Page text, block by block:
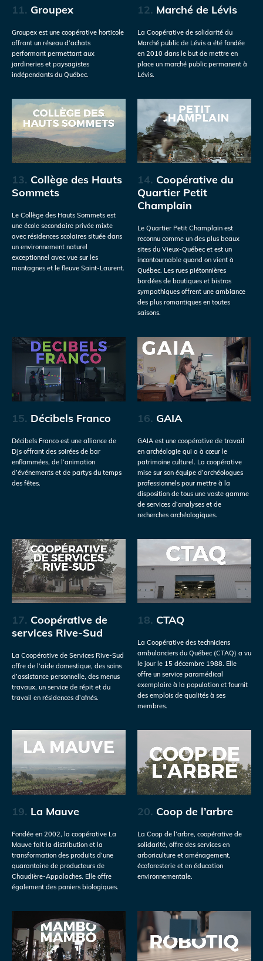
11. Groupex
Groupex est une coopérative horticole
offrant un réseau d’achats
performant permettant aux
jardineries et paysagistes
indépendants du Québec.
12. Marché de Lévis
La Coopérative de solidarité du
Marché public de Lévis a été fondée
en 2010 dans le but de mettre en
place un marché public permanent à
Lévis.
13. Collège des Hauts
Sommets
Le Collège des Hauts Sommets est
une école secondaire privée mixte
avec résidences scolaires située dans
un environnement naturel
exceptionnel avec vue sur les
montagnes et le fleuve Saint-Laurent.
14. Coopérative du
Quartier Petit
Champlain
Le Quartier Petit Champlain est
reconnu comme un des plus beaux
sites du Vieux-Québec et est un
incontournable quand on vient à
Québec. Les rues piétonnières
bordées de boutiques et bistros
sympathiques offrent une ambiance
des plus romantiques en toutes
saisons.
15. Décibels Franco
Décibels Franco est une alliance de
DJs offrant des soirées de bar
enflammées, de l’animation
d’événements et de partys du temps
des fêtes.
16. GAIA
GAIA est une coopérative de travail
en archéologie qui a à cœur le
patrimoine culturel. La coopérative
mise sur son équipe d’archéologues
professionnels pour mettre à la
disposition de tous une vaste gamme
de services d’analyses et de
recherches archéologiques.
17. Coopérative de
services Rive-Sud
La Coopérative de Services Rive-Sud
offre de l’aide domestique, des soins
d’assistance personnelle, des menus
travaux, un service de répit et du
travail en résidences d’aînés.
18. CTAQ
La Coopérative des techniciens
ambulanciers du Québec (CTAQ) a vu
le jour le 15 décembre 1988. Elle
offre un service paramédical
exemplaire à la population et fournit
des emplois de qualités à ses
membres.
19. La Mauve
Fondée en 2002, la coopérative La
Mauve fait la distribution et la
transformation des produits d’une
quarantaine de producteurs de
Chaudière-Appalaches. Elle offre
également des paniers biologiques.
20. Coop de l’arbre
La Coop de l’arbre, coopérative de
solidarité, offre des services en
arboriculture et aménagement,
écoforesterie et en éducation
environnementale.